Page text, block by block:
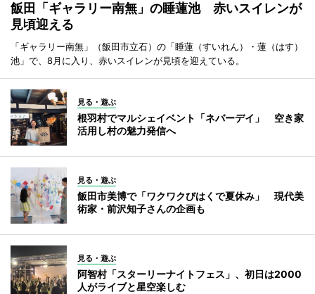
飯田「ギャラリー南無」の睡蓮池 赤いスイレンが
見頃迎える
「ギャラリー南無」（飯田市立石）の「睡蓮（すいれん）・蓮（はす）
池」で、8月に入り、赤いスイレンが見頃を迎えている。
見る・遊ぶ
根羽村でマルシェイベント「ネバーデイ」 空き家
活用し村の魅力発信へ
見る・遊ぶ
飯田市美博で「ワクワクびはくで夏休み」 現代美
術家・前沢知子さんの企画も
見る・遊ぶ
阿智村「スターリーナイトフェス」、初日は2000
人がライブと星空楽しむ